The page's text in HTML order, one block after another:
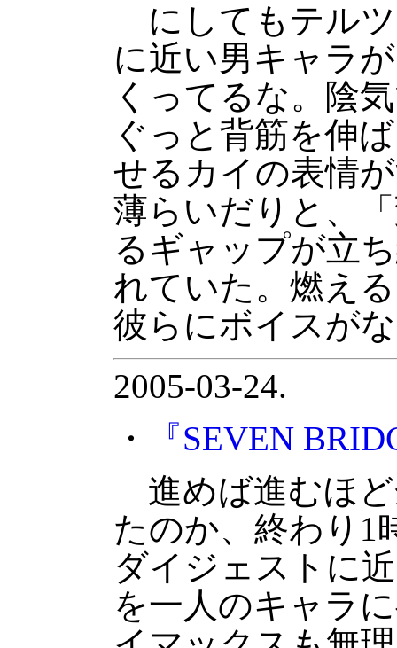
にしてもテル
に近い男キャラ
くってるな。陰
ぐっと背筋を伸
せるカイの表情
薄らいだりと、
るギャップが立
れていた。燃え
彼らにボイスが
2005-03-24.
・
『SEVEN
進めば進むほ
たのか、終わり1
ダイジェストに
を一人のキャラ